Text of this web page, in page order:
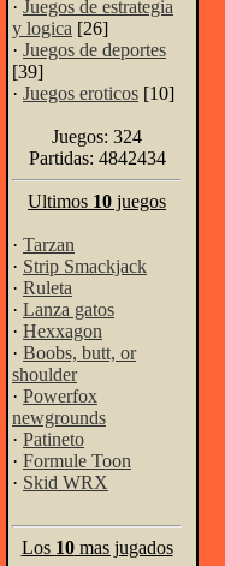
· Juegos de estrategia
y logica [26]
· Juegos de deportes
[39]
· Juegos eroticos [10]
Juegos: 324
Partidas: 4842434
Ultimos 10 juegos
· Tarzan
· Strip Smackjack
· Ruleta
· Lanza gatos
· Hexxagon
· Boobs, butt, or
shoulder
· Powerfox
newgrounds
· Patineto
· Formule Toon
· Skid WRX
Los 10mas jugados